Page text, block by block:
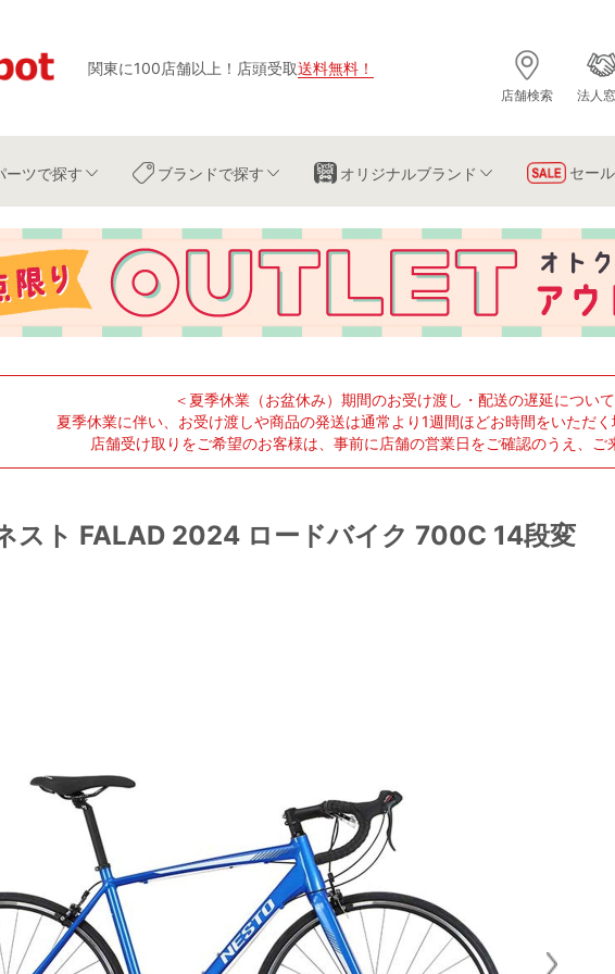
関東に100店舗以上 ！ 店頭受取送料無料 ！
店舗検索 法人
ーツで探す ブランドで探す オリジナルブランド セール
＜夏季休業（お盆休み）期間のお受け渡し・配送の遅延について
夏季休業に伴い、お受け渡しや商品の発送は通常より1週間ほどお時間をいただく
店舗受け取りをご希望のお客様は、事前に店舗の営業日をご確認のうえ、ご
スト FALAD 2024 ロードバイク 700C 14段変